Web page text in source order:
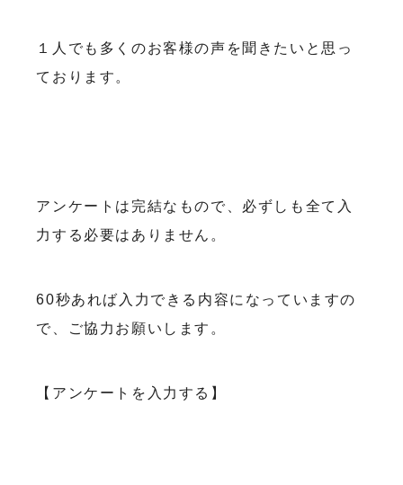
１人でも多くのお客様の声を聞きたいと思っ
ております。
アンケートは完結なもので、必ずしも全て入
力する必要はありません。
60秒あれば入力できる内容になっていますの
で、ご協力お願いします。
【アンケートを入力する】